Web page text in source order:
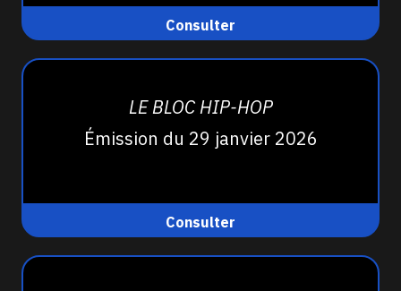
Consulter
LE BLOC HIP-HOP
Émission du 29 janvier 2026
Consulter